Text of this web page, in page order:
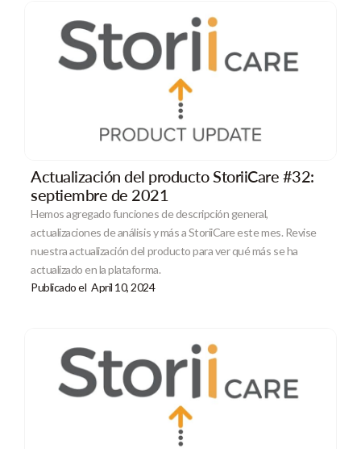
Actualización del producto StoriiCare #32:
septiembre de 2021
Hemos agregado funciones de descripción general,
actualizaciones de análisis y más a StoriiCare este mes. Revise
nuestra actualización del producto para ver qué más se ha
actualizado en la plataforma.
Publicado el April 10, 2024